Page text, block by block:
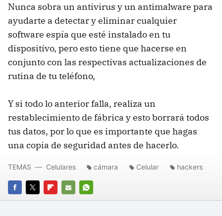
Nunca sobra un antivirus y un antimalware para
ayudarte a detectar y eliminar cualquier
software espía que esté instalado en tu
dispositivo, pero esto tiene que hacerse en
conjunto con las respectivas actualizaciones de
rutina de tu teléfono,
Y si todo lo anterior falla, realiza un
restablecimiento de fábrica y esto borrará todos
tus datos, por lo que es importante que hagas
una copia de seguridad antes de hacerlo.
FACEBOOK
TWITTERFLIPBOARD
E-
WHATSAPP
TEMAS Celulares cámara Celular hackers